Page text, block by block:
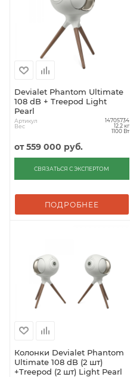
Devialet Phantom Ultimate
108 dB + Treepod Light
Pearl
Артикул 14705734
Вес
12.2 кг
1100 Вт
от559 000 руб.
СВЯЗАТЬСЯ С ЭКСПЕРТОМ
ПОДРОБНЕЕ
Колонки Devialet Phantom
Ultimate 108 dB (2 шт)
+Treepod (2 шт) Light Pearl